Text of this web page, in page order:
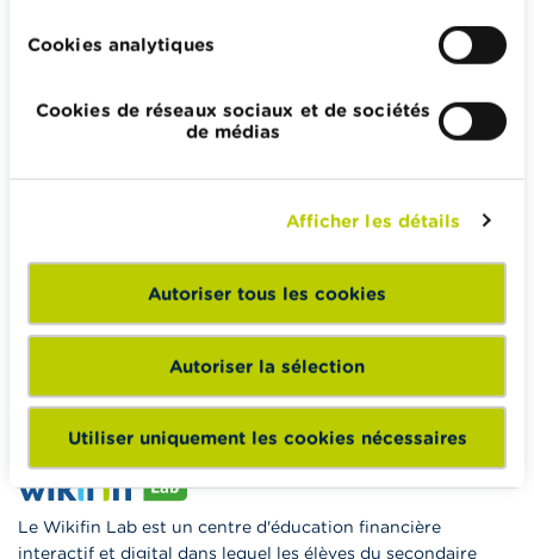
Cookies analytiques
Cookies de réseaux sociaux et de sociétés
de médias
Afficher les détails
Autoriser tous les cookies
Autoriser la sélection
Utiliser uniquement les cookies nécessaires
Wikifin.be veut vous aider dans vos décisions financières. Il
met gratuitement à votre disposition une information
les acteurs financiers privés.
Wikifin School met gratuitement à disposition des
formations pour les aider à faire de l’éducation financière et
à la consommation responsable en classe.
Vers Wikifin School
Le Wikifin Lab est un centre d'éducation financière
interactif et digital dans lequel les élèves du secondaire